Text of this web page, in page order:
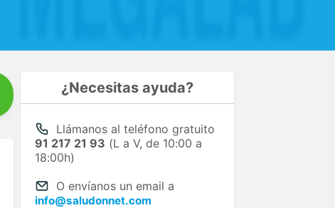
¿Necesitas ayuda?
Llámanos al teléfono gratuito
91 217 21 93 (L a V, de 10:00 a
18:00h)
O envíanos un email a
info@saludonnet.com